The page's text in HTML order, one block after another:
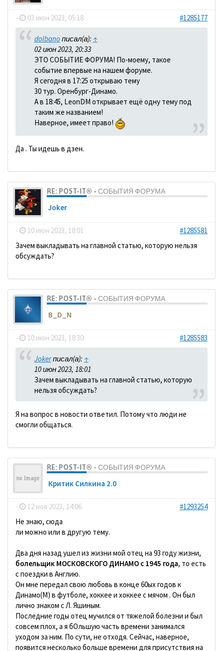
- 03 июн 2023, 05:18 #1285177
dolbano писал(а): ↑
02 июн 2023, 20:33
ЭТО СОБЫТИЕ ФОРУМА! По-моему, такое
событие впервые на нашем форуме.
Я сегодня в 17:25 открываю тему
30 тур. Оренбург-Динамо.
А в 18:45, LeonDM открывает ещё одну тему под
таким же названием!
Наверное, имеет право!
Да . Ты идешь в дзен.
RE: POST-IT® - СОБЫТИЯ ФОРУМА
Joker
- 10 июн 2023, 18:01
#1285581
Зачем выкладывать на главной статью, которую нельзя
обсуждать?
RE: POST-IT® - СОБЫТИЯ ФОРУМА
B_D_N
- 10 июн 2023, 18:30 #1285583
Jokerписал(а): ↑
10 июн 2023, 18:01
Зачем выкладывать на главной статью, которую
нельзя обсуждать?
Я на вопрос в новости ответил. Потому что люди не
смогли общаться.
RE: POST-IT® - СОБЫТИЯ ФОРУМА
Критик Силкина 2.0
- 12 ноя 2023, 14:06
#1293254
Не знаю, сюда
ли можно или в другую тему.
Два дня назад ушел из жизни мой отец на 93 году жизни,
болельщик МОСКОВСКОГО ДИНАМО с 1945 года, то есть
с поездки в Англию.
Он мне передал свою любовь в конце 60ых годов к
Динамо(М) в футболе, хоккее и хоккее с мячом . Он был
лично знаком с Л. Яшиным.
Последние годы отец мучился от тяжелой болезни и был
совсем плох, а я бОльшую часть времени занимался
уходом за ним. По сути, не отходя. Сейчас, наверное,
появится несколько больше времени для присутствия на